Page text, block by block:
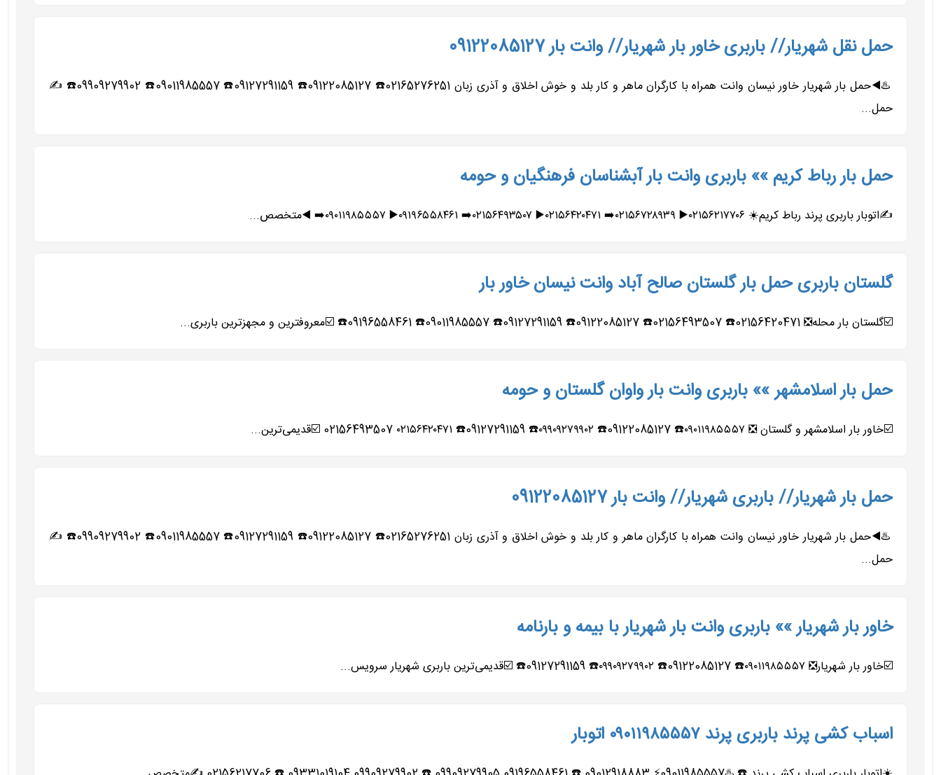
حمل نقل شهریار// باربری خاور بار شهریار// وانت بار 09122085127
♨️◀️حمل بار شهریار خاور نیسان وانت همراه با کارگران ماهر و کار بلد و خوش اخلاق و آذری زبان 02165276251☎️ 09122085127☎️ 09127291159☎️ 09011985557☎️ 09909279902☎️ ✍️
حمل...
حمل بار رباط کریم »» باربری وانت بار آبشناسان فرهنگیان و حومه
✍️اتوبار باربری پرند رباط کریم☀️ ۰۲۱۵۶۲۱۷۷۰۶▶️ ۰۲۱۵۶۷۲۸۹۳۹➡️ ۰۲۱۵۶۴۲۰۴۷۱▶️ ۰۲۱۵۶۴۹۳۵۰۷➡️ ۰۹۱۹۶۵۵۸۴۶۱▶️ ۰۹۰۱۱۹۸۵۵۵۷➡️ ◀️متخصص...
گلستان باربری حمل بار گلستان صالح آباد وانت نیسان خاور بار
☑️گلستان بار محله❎ 02156420471☎️ 02156493507☎️ 09122085127☎️ 09127291159☎️ 09011985557☎️ 09196558461☎️ ☑️معروفترین و مجهزترین باربری...
حمل بار اسلامشهر »» باربری وانت بار واوان گلستان و حومه
☑️خاور بار اسلامشهر و گلستان ❎ ۰۹۰۱۱۹۸۵۵۵۷☎️ 09122085127☎️ ۰۹۹۰۹۲۷۹۹۰۲☎️ 09127291159☎️ ۰۲۱۵۶۴۲۰۴۷۱ 02156493507 ☑️قدیمی‌ترین...
حمل بار شهریار// باربری شهریار// وانت بار 09122085127
♨️◀️حمل بار شهریار خاور نیسان وانت همراه با کارگران ماهر و کار بلد و خوش اخلاق و آذری زبان 02165276251☎️ 09122085127☎️ 09127291159☎️ 09011985557☎️ 09909279902☎️ ✍️
حمل...
خاور بار شهریار »» باربری وانت بار شهریار با بیمه و بارنامه
☑️خاور بار شهریار❎ ۰۹۰۱۱۹۸۵۵۵۷☎️ 09122085127☎️ ۰۹۹۰۹۲۷۹۹۰۲☎️ 09127291159☎️ ☑️قدیمی‌ترین باربری شهریار سرویس...
اسباب کشی پرند باربری پرند ۰۹۰۱۱۹۸۵۵۵۷ اتوبار